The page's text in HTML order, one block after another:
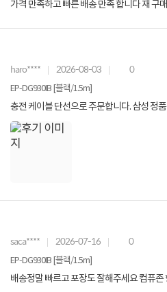
가격 만족하고 빠른 배송 만족 합니다 재 구
haro**** 2026-08-03 0
EP-DG930IB [블랙/1.5m]
충전 케이블 단선으로 주문합니다. 삼성 정
saca**** 2026-07-16 0
EP-DG930IB [블랙/1.5m]
배송정말 빠르고 포장도 잘해주세요 컴퓨존